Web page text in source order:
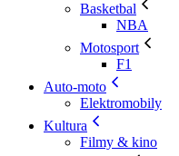
Basketbal
NBA
Motosport
F1
Auto-moto
Elektromobily
Kultura
Filmy & kino